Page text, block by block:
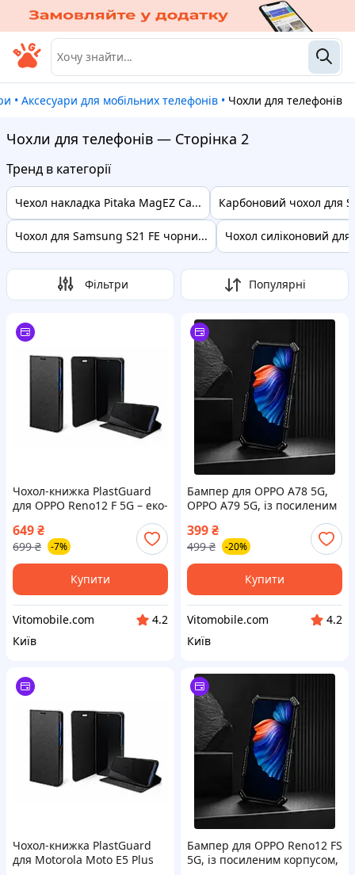
• Аксесуари для мобільних телефонів • Чохли для телефонів
Чохли для телефонів — Сторінка 2
Тренд в категорії
Чехол накладка Pitaka MagEZ Ca... Карбоновий чохол для
Чохол для Samsung S21 FE чорни... Чохол силіконовий
Фільтри Популярні
Чохол-книжка PlastGuard
для OPPO Reno12 F 5G – еко-
бампер, магнітна застібка,
649₴
699 ₴ -7%
Купити
Vitomobile.com
4.2
Київ
Бампер для OPPO A78 5G,
OPPO A79 5G, із посиленим
399₴
499 ₴ -20%
Купити
Vitomobile.com
4.2
Київ
Чохол-книжка PlastGuard
для Motorola Moto E5 Plus
Бампер для OPPO Reno12 FS
5G, із посиленим корпусом,